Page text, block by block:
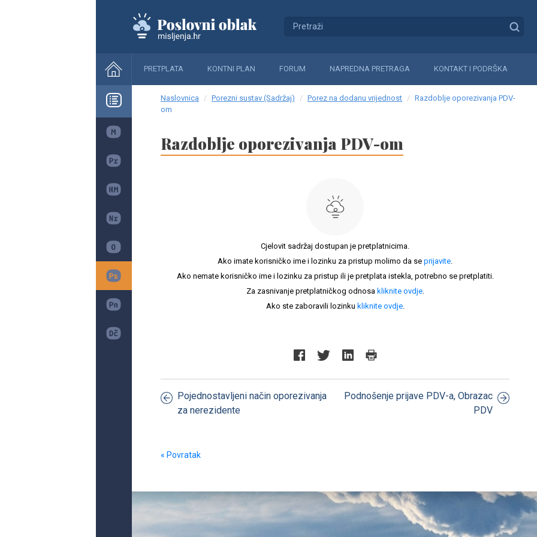
PRETPLATA KONTNI PLAN FORUM NAPREDNA PRETRAGA KONTAKT I PODRŠKA
Naslovnica Porezni sustav (Sadržaj) Porez na dodanu vrijednost
Razdoblje oporezivanja PDV-
om
Razdoblje oporezivanja PDV-om
Cjelovit sadržaj dostupan je pretplatnicima.
Ako imate korisničko ime i lozinku za pristup molimo da se prijavite.
Ako nemate korisničko ime i lozinku za pristup ili je pretplata istekla, potrebno se pretplatiti.
Za zasnivanje pretplatničkog odnosa kliknite ovdje.
Ako ste zaboravili lozinku kliknite ovdje.
Pojednostavljeni način oporezivanja
za nerezidente
Podnošenje prijave PDV-a, Obrazac
PDV
« Povratak